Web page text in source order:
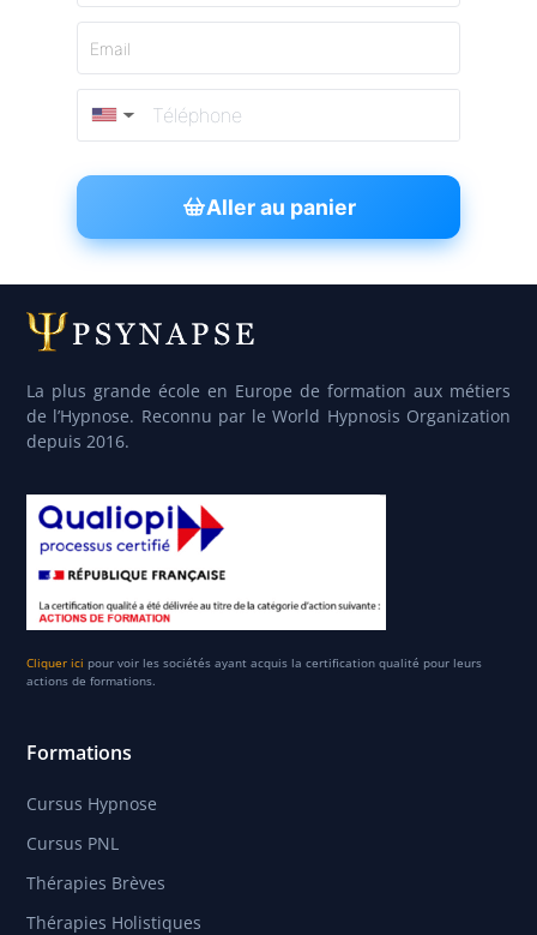
Email
▼
Aller au panier
La plus grande école en Europe de formation aux métiers
de l’Hypnose. Reconnu par le World Hypnosis Organization
depuis 2016.
Cliquer ici pour voir les sociétés ayant acquis la certification qualité pour leurs
actions de formations.
Formations
Cursus Hypnose
Cursus PNL
Thérapies Brèves
Thérapies Holistiques